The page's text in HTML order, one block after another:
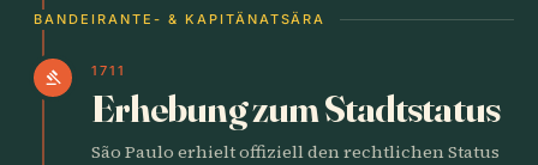
BANDEIRANTE- & KAPITÄNATSÄRA
gavel 1711
Erhebung zum Stadtstatus
São Paulo erhielt offiziell den rechtlichen Status